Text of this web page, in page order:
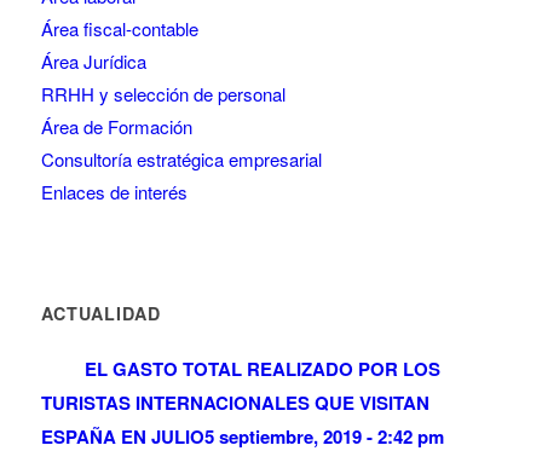
Área fiscal-contable
Área Jurídica
RRHH y selección de personal
Área de Formación
Consultoría estratégica empresarial
Enlaces de interés
ACTUALIDAD
EL GASTO TOTAL REALIZADO POR LOS
TURISTAS INTERNACIONALES QUE VISITAN
ESPAÑA EN JULIO5 septiembre, 2019 - 2:42 pm